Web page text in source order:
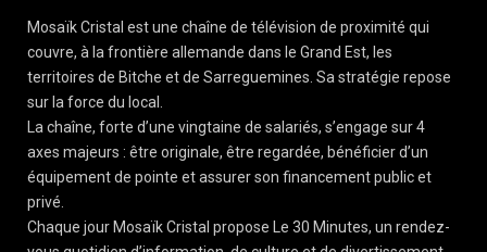
Mosaïk Cristal est une chaîne de télévision de proximité qui
couvre, à la frontière allemande dans le Grand Est, les
territoires de Bitche et de Sarreguemines. Sa stratégie repose
sur la force du local.
La chaîne, forte d’une vingtaine de salariés, s’engage sur 4
axes majeurs : être originale, être regardée, bénéficier d’un
équipement de pointe et assurer son financement public et
privé.
Chaque jour Mosaïk Cristal propose Le 30 Minutes, un rendez-